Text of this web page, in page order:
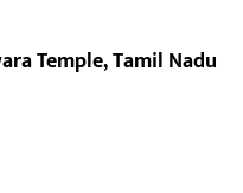
Temple, Tamil Nadu